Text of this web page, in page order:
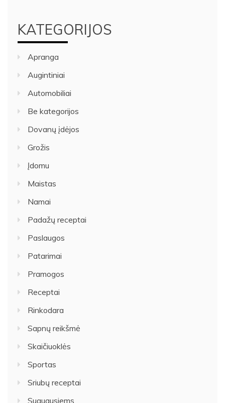
KATEGORIJOS
Apranga
Augintiniai
Automobiliai
Be kategorijos
Dovanų įdėjos
Grožis
Įdomu
Maistas
Namai
Padažų receptai
Paslaugos
Patarimai
Pramogos
Receptai
Rinkodara
Sapnų reikšmė
Skaičiuoklės
Sportas
Sriubų receptai
Suaugusiems